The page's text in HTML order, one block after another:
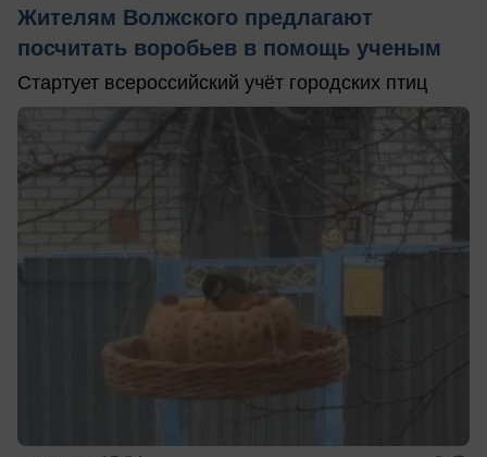
Жителям Волжского предлагают
посчитать воробьев в помощь ученым
Стартует всероссийский учёт городских птиц